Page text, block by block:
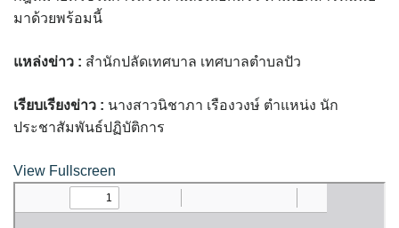
ขั้นตอนการขอรับบริการ
งบแสดงฐานะการคลัง
งบแสดงฐานะการเงิน เทศบาลตำบลปัว ประจำปีงบประมาณ 2561
มาด้วยพร้อมนี้
แหล่งข่าว : สำนักปลัดเทศบาล เทศบาลตำบลปัว
เรียบเรียงข่าว : นางสาวนิชาภา เรืองวงษ์ ตำแหน่ง นัก
ประชาสัมพันธ์ปฏิบัติการ
View Fullscreen